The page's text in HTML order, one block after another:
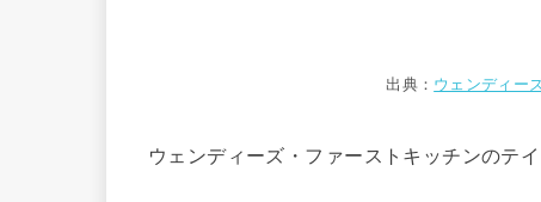
出典： ウェンディー
ウェンディーズ・ファーストキッチンのテ